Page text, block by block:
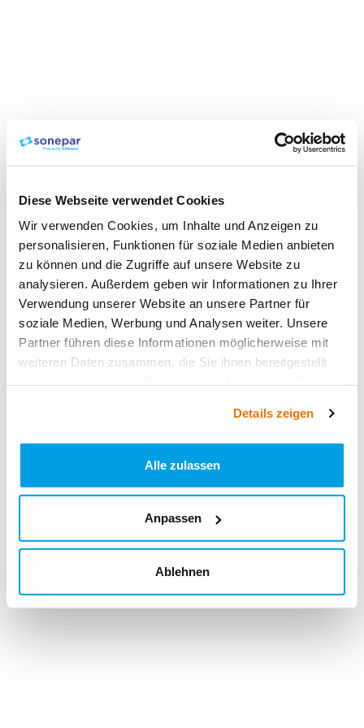
Diese Webseite verwendet Cookies
Wir verwenden Cookies, um Inhalte und Anzeigen zu
personalisieren, Funktionen für soziale Medien anbieten
zu können und die Zugriffe auf unsere Website zu
analysieren. Außerdem geben wir Informationen zu Ihrer
Verwendung unserer Website an unsere Partner für
soziale Medien, Werbung und Analysen weiter. Unsere
Partner führen diese Informationen möglicherweise mit
weiteren Daten zusammen, die Sie ihnen bereitgestellt
Details zeigen
Alle zulassen
Anpassen
Ablehnen